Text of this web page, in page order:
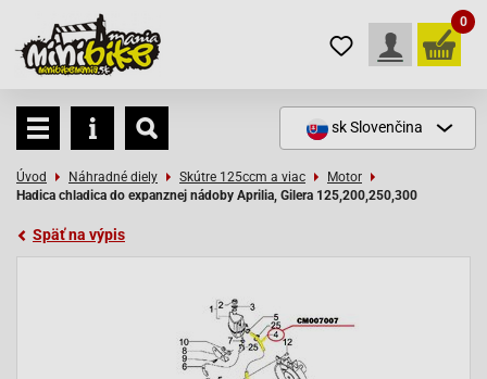
0
skSlovenčina
Úvod Náhradné diely Skútre 125ccm a viac
Motor
Hadica chladica do expanznej nádoby Aprilia, Gilera 125,200,250,300
Späť na výpis